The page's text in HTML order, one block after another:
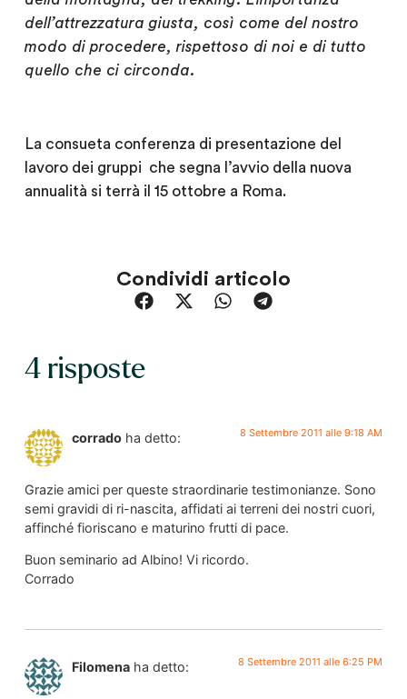
dell’attrezzatura giusta, così come del nostro
modo di procedere, rispettoso di noi e di tutto
quello che ci circonda.
La consueta conferenza di presentazione del
lavoro dei gruppi che segna l’avvio della nuova
annualità si terrà il 15 ottobre a Roma.
Condividi articolo
4 risposte
corrado ha detto: 8 Settembre 2011 alle 9:18 AM
Grazie amici per queste straordinarie testimonianze. Sono
semi gravidi di ri-nascita, affidati ai terreni dei nostri cuori,
affinché fioriscano e maturino frutti di pace.
Buon seminario ad Albino! Vi ricordo.
Corrado
Filomena ha detto: 8 Settembre 2011 alle 6:25 PM